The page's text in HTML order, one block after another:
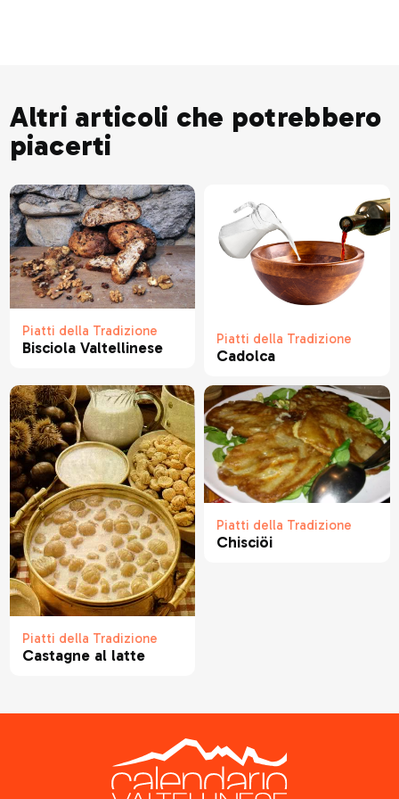
Altri articoli che potrebbero
piacerti
Piatti della Tradizione
Bisciola Valtellinese
Piatti della Tradizione
Cadolca
Piatti della Tradizione
Castagne al latte
Piatti della Tradizione
Chisciöi